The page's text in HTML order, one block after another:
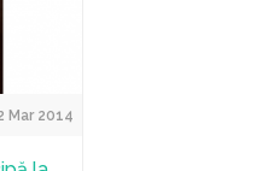
Mar 2014